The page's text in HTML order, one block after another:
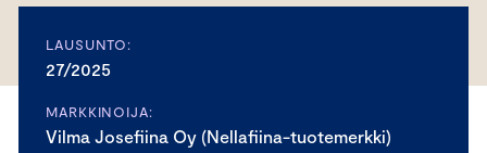
LAUSUNTO:
27/2025
MARKKINOIJA:
Vilma Josefiina Oy (Nellafiina-tuotemerkki)